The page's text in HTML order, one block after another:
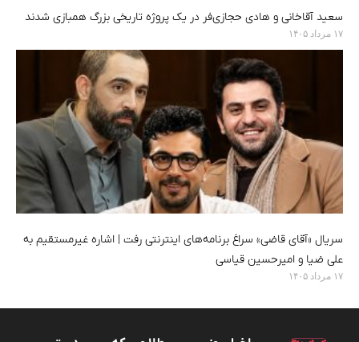
سعید آقاخانی و هادی حجازی‌فر در یک پروژه تاریخی بزرگ همبازی شدند
۱۷ مرداد ۱۴۰۵
سریال «آقای قاضی» سراغ برنامه‌های اینترنتی رفت | اشاره غیرمستقیم به
علی ضیا و امیرحسین قیاسی
۱۷ مرداد ۱۴۰۵